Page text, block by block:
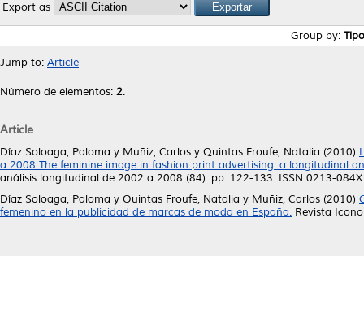
Export as
Group by:
Jump to: Article
Número de elementos: 2.
Article
Díaz Soloaga, Paloma y Muñiz, Carlos y Quintas Froufe, Natalia (2010)
a 2008 The feminine image in fashion print advertising: a longitudinal
análisis longitudinal de 2002 a 2008 (84). pp. 122-133. ISSN 0213-084X
Díaz Soloaga, Paloma y Quintas Froufe, Natalia y Muñiz, Carlos (2010)
femenino en la publicidad de marcas de moda en España. Revista